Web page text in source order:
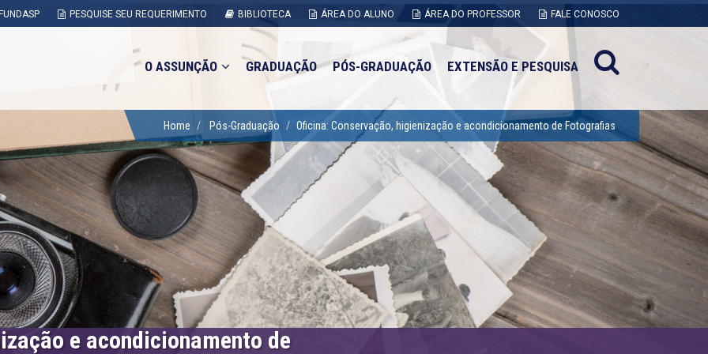
PESQUISE SEU REQUERIMENTO BIBLIOTECA ÁREA DO ALUNO ÁREA DO PROFESSOR FALE CONOSCO
O ASSUNÇÃO GRADUAÇÃO PÓS-GRADUAÇÃO EXTENSÃO E PESQUISA
Home Pós-Graduação Oficina: Conservação, higienização e acondicionamento de Fotografias
e acondicionamento de